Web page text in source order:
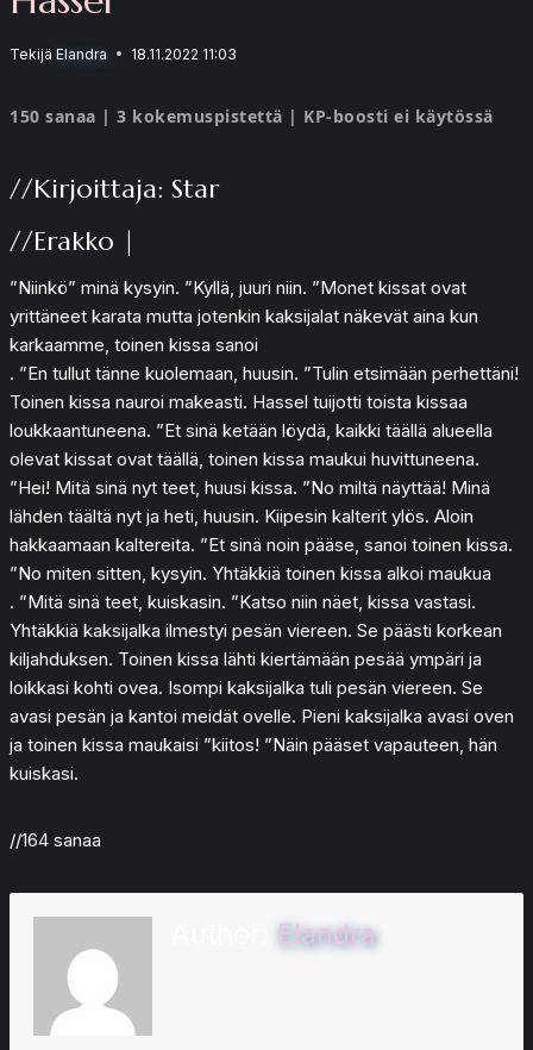
Tekijä Elandra 18.11.2022 11:03
150 sanaa | 3 kokemuspistettä | KP-boosti ei käytössä
//Kirjoittaja: Star
//Erakko |
”Niinkö” minä kysyin. ”Kyllä, juuri niin. ”Monet kissat ovat
yrittäneet karata mutta jotenkin kaksijalat näkevät aina kun
karkaamme, toinen kissa sanoi
. ”En tullut tänne kuolemaan, huusin. ”Tulin etsimään perhettäni!
Toinen kissa nauroi makeasti. Hassel tuijotti toista kissaa
loukkaantuneena. ”Et sinä ketään löydä, kaikki täällä alueella
olevat kissat ovat täällä, toinen kissa maukui huvittuneena.
”Hei! Mitä sinä nyt teet, huusi kissa. ”No miltä näyttää! Minä
lähden täältä nyt ja heti, huusin. Kiipesin kalterit ylös. Aloin
hakkaamaan kaltereita. ”Et sinä noin pääse, sanoi toinen kissa.
”No miten sitten, kysyin. Yhtäkkiä toinen kissa alkoi maukua
. ”Mitä sinä teet, kuiskasin. ”Katso niin näet, kissa vastasi.
Yhtäkkiä kaksijalka ilmestyi pesän viereen. Se päästi korkean
kiljahduksen. Toinen kissa lähti kiertämään pesää ympäri ja
loikkasi kohti ovea. Isompi kaksijalka tuli pesän viereen. Se
avasi pesän ja kantoi meidät ovelle. Pieni kaksijalka avasi oven
ja toinen kissa maukaisi ”kiitos! ”Näin pääset vapauteen, hän
kuiskasi.
//164 sanaa
Elandra